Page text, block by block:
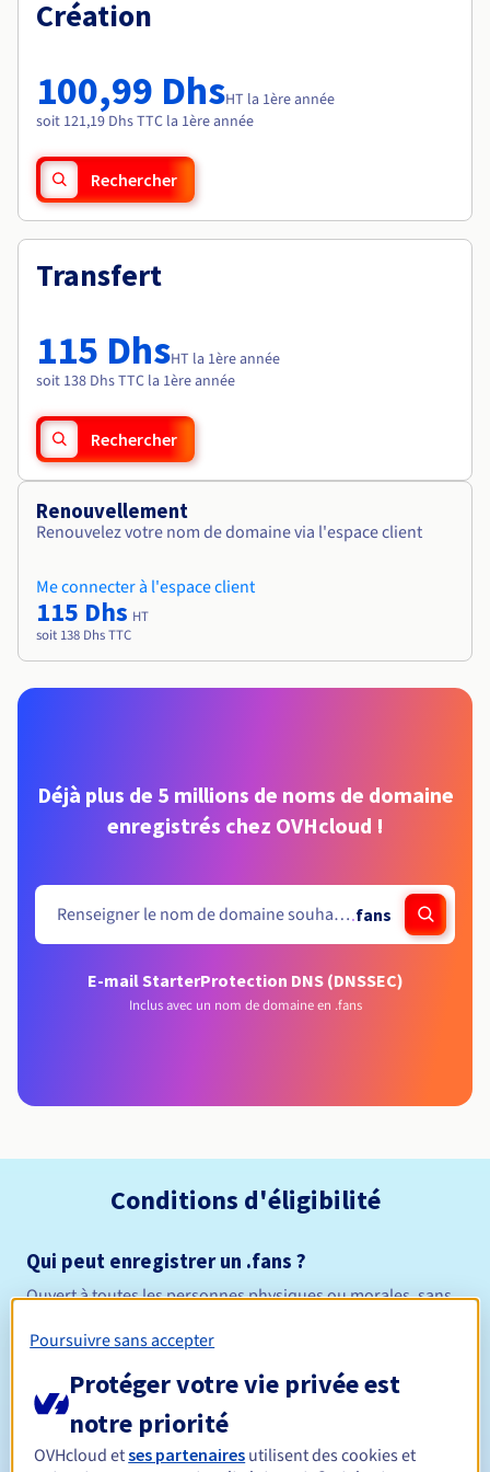
Tarifs
Roadmap & Changelog
Roadmap & Changelog
Création
100,99 DhsHT la 1ère année
soit 121,19 Dhs TTC la 1ère année
Rechercher
Transfert
115 DhsHT la 1ère année
soit 138 Dhs TTC la 1ère année
Rechercher
Renouvellement
Renouvelez votre nom de domaine via l'espace client
Me connecter à l'espace client
115 Dhs HT
soit 138 Dhs TTC
Déjà plus de 5 millions de noms de domaine
enregistrés chez OVHcloud !
.fans
E-mail StarterProtection DNS (DNSSEC)
Inclus avec un nom de domaine en .fans
Conditions d'éligibilité
Qui peut enregistrer un .fans ?
Ouvert à toutes les personnes physiques ou morales, sans
Durée de réservation
Poursuivre sans accepter
Protéger votre vie privée est
notre priorité
OVHcloud etses partenaires utilisent des cookies et